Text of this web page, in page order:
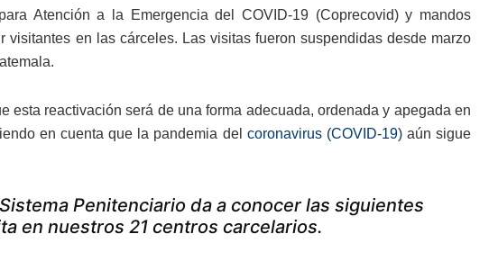
Atención a la Emergencia del COVID-19 (Coprecovid) y mandos
en las cárceles. Las visitas fueron suspendidas desde marzo
esta reactivación será de una forma adecuada, ordenada y apegada en
en cuenta que la pandemia del coronavirus (COVID-19)aún sigue
Penitenciario da a conocer las siguientes
en nuestros 21 centros carcelarios.